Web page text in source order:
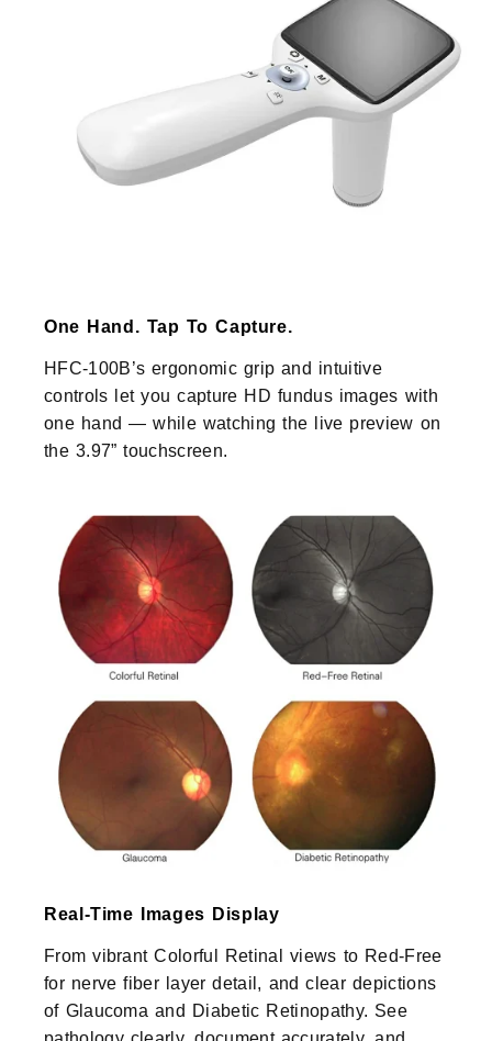
One Hand. Tap To Capture.
HFC-100B’s ergonomic grip and intuitive
controls let you capture HD fundus images with
one hand — while watching the live preview on
the 3.97” touchscreen.
Real-Time Images Display
From vibrant Colorful Retinal views to Red-Free
for nerve fiber layer detail, and clear depictions
of Glaucoma and Diabetic Retinopathy. See